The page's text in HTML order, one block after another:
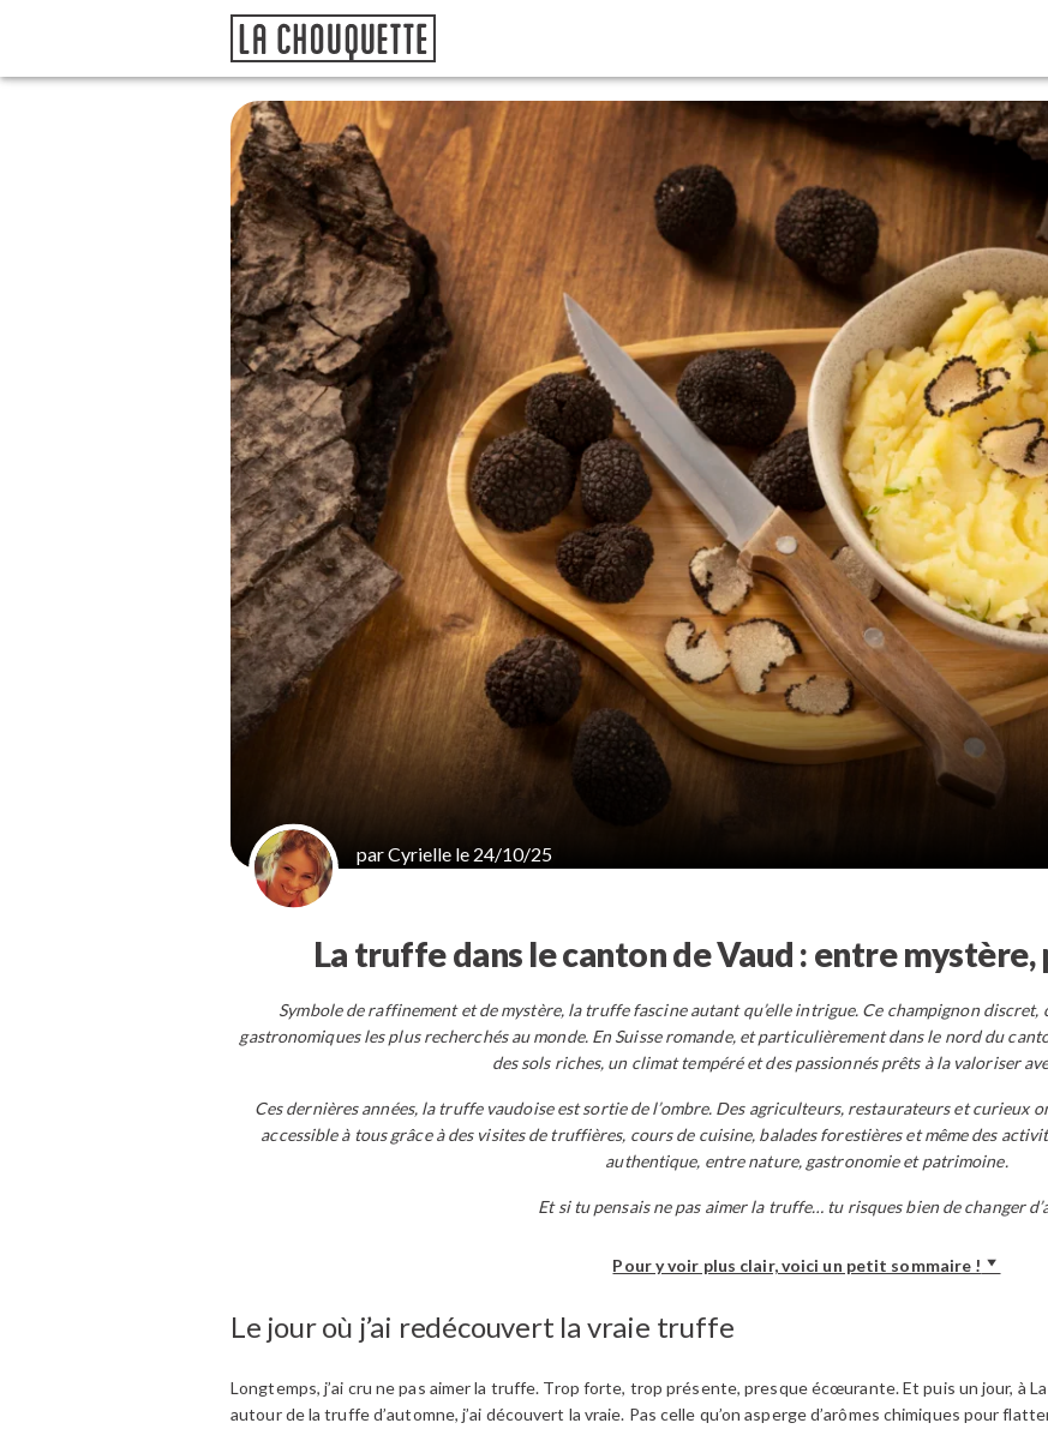
par Cyrielle le 24/10/25
La truffe dans le canton de Vaud : entre
Symbole de raffinement et de mystère, la truffe fascine autant qu’elle intrigue. Ce champignon
gastronomiques les plus recherchés au monde. En Suisse romande, et particulièrement dans le nord du
des sols riches, un climat tempéré et des passionnés prêts à la valoriser
Ces dernières années, la truffe vaudoise est sortie de l’ombre. Des agriculteurs, restaurateurs et curieux
accessible à tous grâce à des visites de truffières, cours de cuisine, balades forestières et même des
authentique, entre nature, gastronomie et patrimoine.
Et si tu pensais ne pas aimer la truffe… tu risques bien de changer
Pour y voir plus clair, voici un petit sommaire !
Le jour où j’ai redécouvert la vraie truffe
Longtemps, j’ai cru ne pas aimer la truffe. Trop forte, trop présente, presque écœurante. Et puis un jour, à
autour de la truffe d’automne, j’ai découvert la vraie. Pas celle qu’on asperge d’arômes chimiques pour